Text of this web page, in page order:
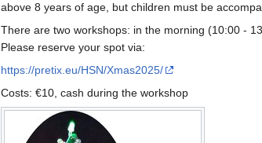
above 8 years of age, but children must be
There are two workshops: in the morning (10:00 -
Please reserve your spot via:
https://pretix.eu/HSN/Xmas2025/
Costs: €10, cash during the workshop